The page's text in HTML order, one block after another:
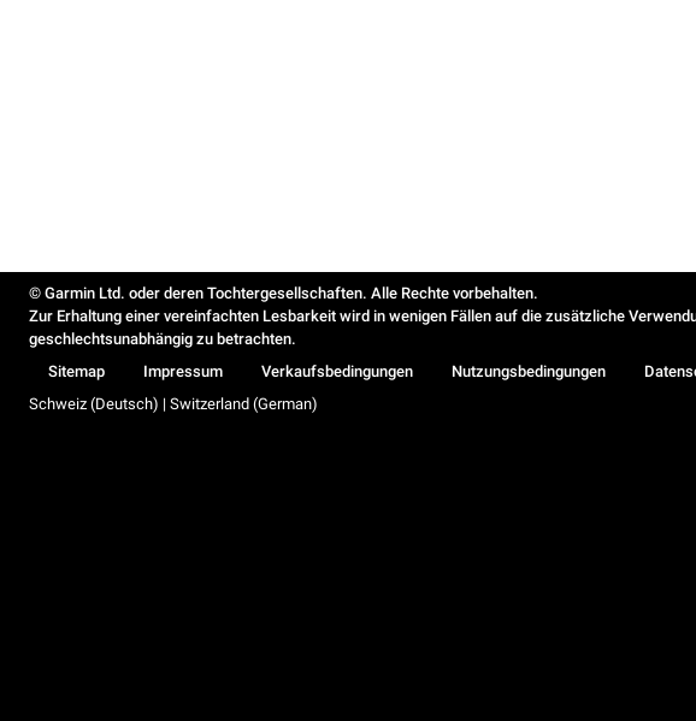
© Garmin Ltd. oder deren Tochtergesellschaften. Alle Rechte vorbehalten.
Zur Erhaltung einer vereinfachten Lesbarkeit wird in wenigen Fällen auf die zusätzliche
geschlechtsunabhängig zu betrachten.
Sitemap
Impressum Verkaufsbedingungen Nutzungsbedingungen
Schweiz (Deutsch) | Switzerland (German)